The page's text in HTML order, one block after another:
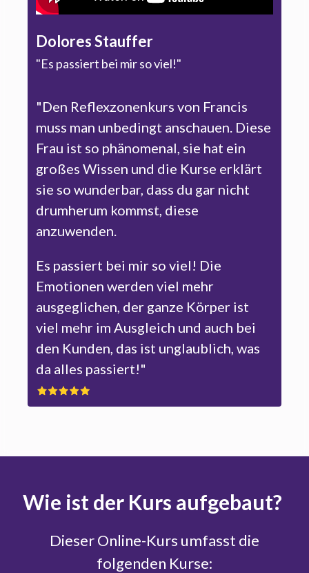
Dolores Stauffer
"Es passiert bei mir so viel!"
"Den Reflexzonenkurs von Francis
muss man unbedingt anschauen. Diese
Frau ist so phänomenal, sie hat ein
großes Wissen und die Kurse erklärt
sie so wunderbar, dass du gar nicht
drumherum kommst, diese
anzuwenden.
Es passiert bei mir so viel! Die
Emotionen werden viel mehr
ausgeglichen, der ganze Körper ist
viel mehr im Ausgleich und auch bei
den Kunden, das ist unglaublich, was
da alles passiert!"
Wie ist der Kurs aufgebaut?
Dieser Online-Kurs umfasst die
folgenden Kurse: